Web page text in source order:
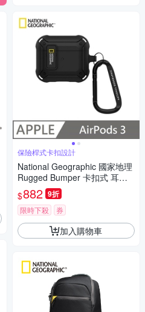
保險桿式卡扣設計
National Geographic 國家地理
Rugged Bumper 卡扣式 耳機
保護殼 適用 AirPods 3 - 黑色
$882 9折
限時下殺 券
加入購物車